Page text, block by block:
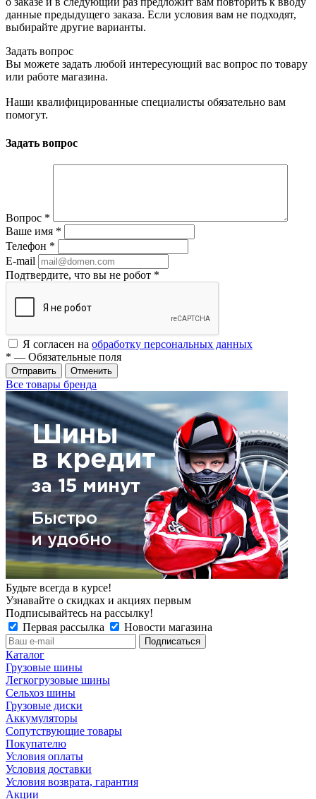
данные предыдущего заказа. Если условия вам не подходят,
выбирайте другие варианты.
Задать вопрос
Вы можете задать любой интересующий вас вопрос по товару
или работе магазина.
Наши квалифицированные специалисты обязательно вам
помогут.
Задать вопрос
Вопрос *
Ваше имя *
Телефон *
E-mail
Подтвердите, что вы не робот *
Я согласен на обработку персональных данных
* — Обязательные поля
Отменить
Все товары бренда
Будьте всегда в курсе!
Узнавайте о скидках и акциях первым
Подписывайтесь на рассылку!
Первая рассылка
Новости магазина
Каталог
Грузовые шины
Легкогрузовые шины
Сельхоз шины
Грузовые диски
Аккумуляторы
Сопутствующие товары
Покупателю
Условия оплаты
Условия доставки
Условия возврата, гарантия
Акции